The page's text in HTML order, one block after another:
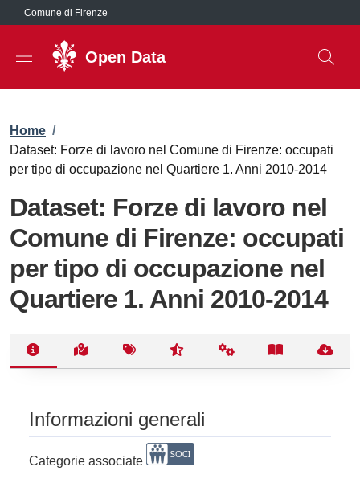
Salta al contenuto principale
Comune di Firenze
Open Data
Briciole di pane
Home /
Dataset: Forze di lavoro nel Comune di Firenze: occupati
per tipo di occupazione nel Quartiere 1. Anni 2010-2014
Dataset: Forze di lavoro nel
Comune di Firenze: occupati
per tipo di occupazione nel
Quartiere 1. Anni 2010-2014
Informazioni generali
Categorie associate